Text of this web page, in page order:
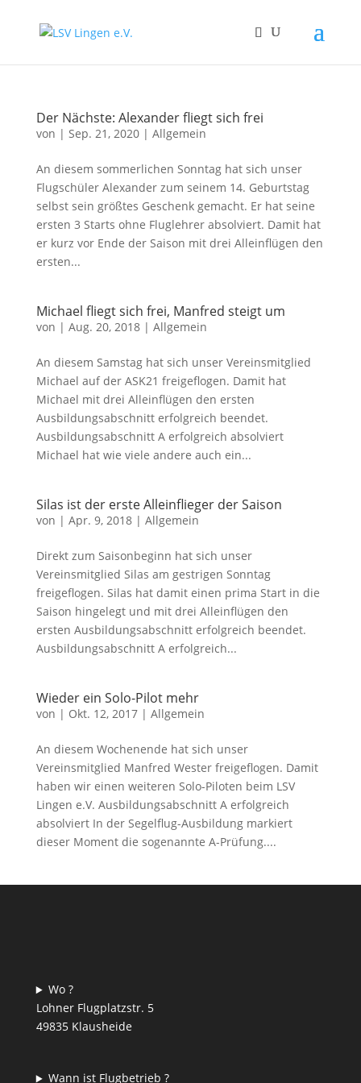
Der Nächste: Alexander fliegt sich frei
von | Sep. 21, 2020| Allgemein
An diesem sommerlichen Sonntag hat sich unser
Flugschüler Alexander zum seinem 14. Geburtstag
selbst sein größtes Geschenk gemacht. Er hat seine
ersten 3 Starts ohne Fluglehrer absolviert. Damit hat
er kurz vor Ende der Saison mit drei Alleinflügen den
ersten...
Michael fliegt sich frei, Manfred steigt um
von | Aug. 20, 2018| Allgemein
An diesem Samstag hat sich unser Vereinsmitglied
Michael auf der ASK21 freigeflogen. Damit hat
Michael mit drei Alleinflügen den ersten
Ausbildungsabschnitt erfolgreich beendet.
Ausbildungsabschnitt A erfolgreich absolviert
Michael hat wie viele andere auch ein...
Silas ist der erste Alleinflieger der Saison
von | Apr. 9, 2018| Allgemein
Direkt zum Saisonbeginn hat sich unser
Vereinsmitglied Silas am gestrigen Sonntag
freigeflogen. Silas hat damit einen prima Start in die
Saison hingelegt und mit drei Alleinflügen den
ersten Ausbildungsabschnitt erfolgreich beendet.
Ausbildungsabschnitt A erfolgreich...
Wieder ein Solo-Pilot mehr
von | Okt. 12, 2017| Allgemein
An diesem Wochenende hat sich unser
Vereinsmitglied Manfred Wester freigeflogen. Damit
haben wir einen weiteren Solo-Piloten beim LSV
Lingen e.V. Ausbildungsabschnitt A erfolgreich
absolviert In der Segelflug-Ausbildung markiert
dieser Moment die sogenannte A-Prüfung....
Wo ?
Lohner Flugplatzstr. 5
49835 Klausheide
Wann ist Flugbetrieb ?